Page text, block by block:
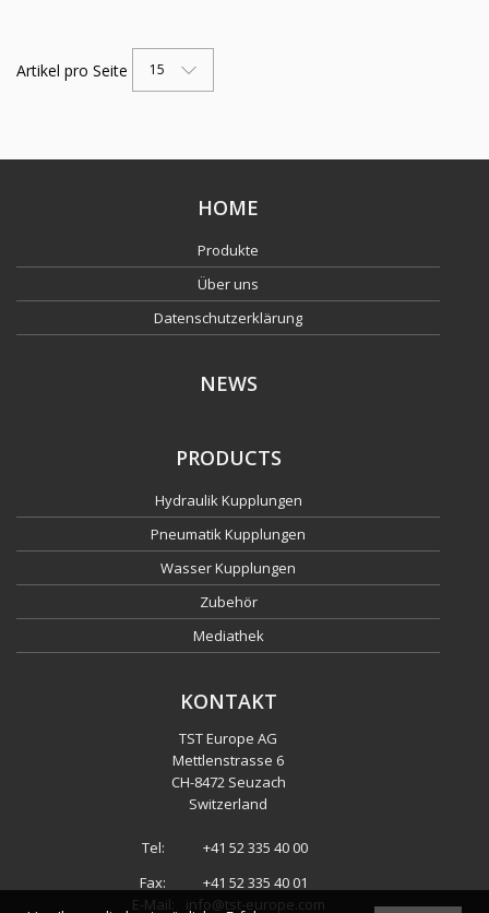
Artikel pro Seite 15
HOME
Produkte
Über uns
Datenschutzerklärung
NEWS
PRODUCTS
Hydraulik Kupplungen
Pneumatik Kupplungen
Wasser Kupplungen
Zubehör
Mediathek
KONTAKT
TST Europe AG
Mettlenstrasse 6
CH-8472 Seuzach
Switzerland
Tel:
+41 52 335 40 00
Fax:
+41 52 335 40 01
E-Mail:
info@tst-europe.com